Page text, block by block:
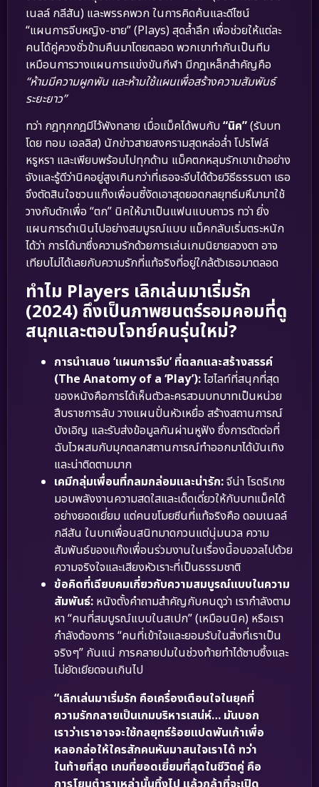
เนลล์ กลีสัน) และพรรคพวก ในการคิดค้นและดีไซน์
“แผนการจีบหญิง-ชาย” (Plays) สุดล้ำลึก เพื่อช่วยให้แต่ละ
คนได้คู่ควงชั่วข้ามคืนมาโดยตลอด พวกเขาทำกันเป็นทีม
เหมือนการวางแผนการแข่งขันกีฬา มีกฎเหล็กสำคัญคือ
“ห้ามมีความผูกพัน และห้ามใช้แผนเพื่อสร้างความสัมพันธ์
ระยะยาว”
ทว่า กฎทุกกฎมีไว้พังทลาย เมื่อแม็คได้พบกับ“นิค”(รับบท
โดย ทอม เอลลิส) นักข่าวสายสงครามสุดหล่อล่ำ โปรไฟล์
หรูหรา และเพียบพร้อมไปทุกด้าน แม็คตกหลุมรักเขาเข้าอย่าง
จังและรู้ดีว่านิคอยู่สูงเกินกว่าที่เธอจะจีบได้ด้วยวิธีธรรมดา เธอ
จึงตัดสินใจชวนแก๊งเพื่อนซี้งัดเอาสุดยอดกลยุทธ์มหึมามาใช้
วางกับดักเพื่อ “ตก” นิคให้มาเป็นแฟนแบบถาวร ทว่า ยิ่ง
แผนการดำเนินไปอย่างสมบูรณ์แบบ แม็คกลับเริ่มตระหนัก
ได้ว่า การได้มาซึ่งความรักด้วยการเล่นเกมนิยายลวงตา อาจ
เทียบไม่ได้เลยกับความรักที่แท้จริงที่อยู่ใกล้ตัวเธอมาตลอด
ทำไม Players เลิกเล่นมาเริ่มรัก
(2024) ถึงเป็นภาพยนตร์รอมคอมที่ดู
สนุกและตอบโจทย์คนรุ่นใหม่?
การนำเสนอ ‘แผนการจีบ’ ที่ตลกและสร้างสรรค์
(The Anatomy of a ‘Play’):ไฮไลท์ที่สนุกที่สุด
ของหนังคือการได้เห็นตัวละครสวมบทบาทเป็นหน่วย
สืบราชการลับ วางแผนปั่นหัวเหยื่อ สร้างสถานการณ์
บังเอิญ และรับส่งข้อมูลกันผ่านหูฟัง ซึ่งการตัดต่อที่
ฉับไวผสมกับมุกตลกสถานการณ์ทำออกมาได้บันเทิง
และน่าติดตามมาก
เคมีกลุ่มเพื่อนที่กลมกล่อมและน่ารัก:จีน่า โรดริเกซ
มอบพลังงานความสดใสและเด็ดเดี่ยวให้กับบทแม็คได้
อย่างยอดเยี่ยม แต่คนขโมยซีนที่แท้จริงคือ ดอมเนลล์
กลีสัน ในบทเพื่อนสนิทมาดกวนแต่นุ่มนวล ความ
สัมพันธ์ของแก๊งเพื่อนร่วมงานในเรื่องนี้อบอวลไปด้วย
ความจริงใจและเสียงหัวเราะที่เป็นธรรมชาติ
ข้อคิดที่เฉียบคมเกี่ยวกับความสมบูรณ์แบบในความ
สัมพันธ์: หนังตั้งคำถามสำคัญกับคนดูว่า เรากำลังตาม
หา “คนที่สมบูรณ์แบบในสเปก” (เหมือนนิค) หรือเรา
กำลังต้องการ “คนที่เข้าใจและยอมรับในสิ่งที่เราเป็น
จริงๆ” กันแน่ การคลายปมในช่วงท้ายทำได้ซาบซึ้งและ
ไม่ยัดเยียดจนเกินไป
“เลิกเล่นมาเริ่มรัก คือเครื่องเตือนใจในยุคที่
ความรักกลายเป็นเกมบริหารเสน่ห์… มันบอก
เราว่าเราอาจจะใช้กลยุทธ์ร้อยแปดพันเก้าเพื่อ
หลอกล่อให้ใครสักคนหันมาสนใจเราได้ ทว่า
ในท้ายที่สุด เกมที่ยอดเยี่ยมที่สุดในชีวิตคู่ คือ